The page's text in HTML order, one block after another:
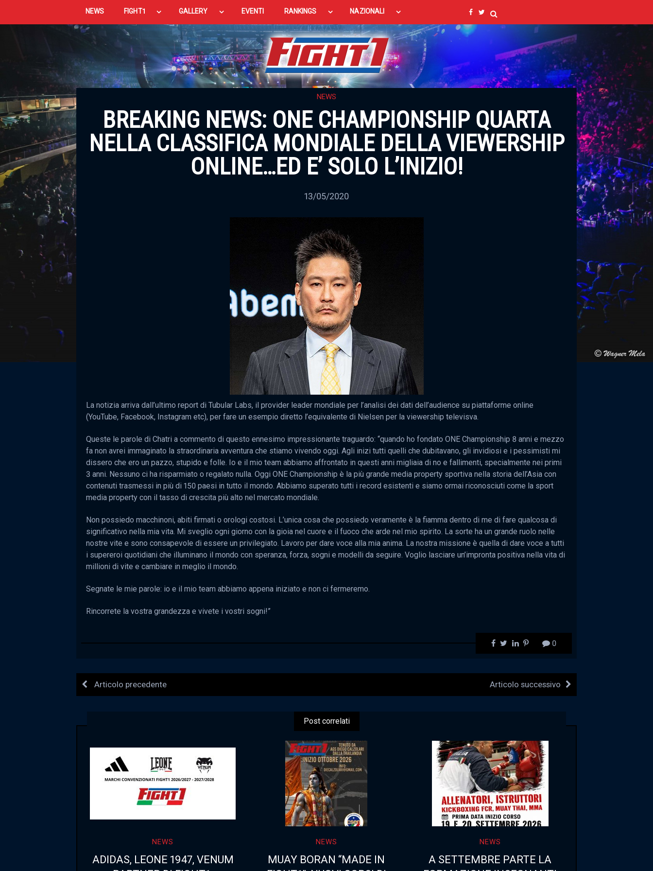
NEWS FIGHT1 GALLERY EVENTI RANKINGS NAZIONALI
NEWS
BREAKING NEWS: ONE CHAMPIONSHIP QUARTA
NELLA CLASSIFICA MONDIALE DELLA VIEWERSHIP
ONLINE…ED E’ SOLO L’INIZIO!
13/05/2020
La notizia arriva dall’ultimo report di Tubular Labs, il provider leader mondiale per l’analisi dei dati dell’audience su piattaforme online
(YouTube, Facebook, Instagram etc), per fare un esempio diretto l’equivalente di Nielsen per la viewership televisva.
Queste le parole di Chatri a commento di questo ennesimo impressionante traguardo: “quando ho fondato ONE Championship 8 anni e mezzo
fa non avrei immaginato la straordinaria avventura che stiamo vivendo oggi. Agli inizi tutti quelli che dubitavano, gli invidiosi e i pessimisti mi
dissero che ero un pazzo, stupido e folle. Io e il mio team abbiamo affrontato in questi anni migliaia di no e fallimenti, specialmente nei primi
3 anni. Nessuno ci ha risparmiato o regalato nulla. Oggi ONE Championship è la più grande media property sportiva nella storia dell’Asia con
contenuti trasmessi in più di 150 paesi in tutto il mondo. Abbiamo superato tutti i record esistenti e siamo ormai riconosciuti come la sport
media property con il tasso di crescita più alto nel mercato mondiale.
Non possiedo macchinoni, abiti firmati o orologi costosi. L’unica cosa che possiedo veramente è la fiamma dentro di me di fare qualcosa di
significativo nella mia vita. Mi sveglio ogni giorno con la gioia nel cuore e il fuoco che arde nel mio spirito. La sorte ha un grande ruolo nelle
nostre vite e sono consapevole di essere un privilegiato. Lavoro per dare voce alla mia anima. La nostra missione è quella di dare voce a tutti
i supereroi quotidiani che illuminano il mondo con speranza, forza, sogni e modelli da seguire. Voglio lasciare un’impronta positiva nella vita di
millioni di vite e cambiare in meglio il mondo.
Segnate le mie parole: io e il mio team abbiamo appena iniziato e non ci fermeremo.
Rincorrete la vostra grandezza e vivete i vostri sogni!”
0
Articolo precedente Articolo successivo
Post correlati
NEWS
ADIDAS, LEONE 1947, VENUM
NEWS
MUAY BORAN “MADE IN
NEWS
A SETTEMBRE PARTE LA